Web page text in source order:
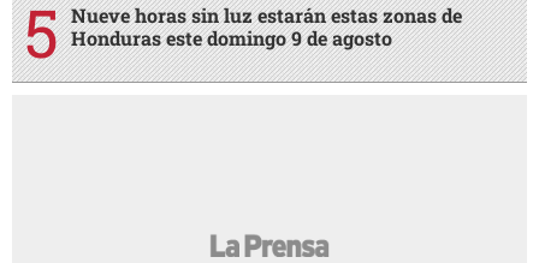
Nueve horas sin luz estarán estas zonas de
Honduras este domingo 9 de agosto